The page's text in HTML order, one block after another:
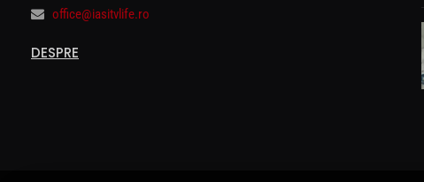
office@iasitvlife.ro
DESPRE